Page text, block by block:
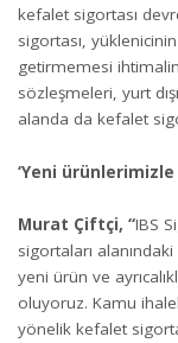
kefalet sigortası
sigortası,
getirmemesi
sözleşmeleri, yurt
alanda da kefalet
‘Yeni ürünlerimizle
Murat Çiftçi, “IBS
sigortaları alanındaki
yeni ürün ve
oluyoruz. Kamu
yönelik kefalet